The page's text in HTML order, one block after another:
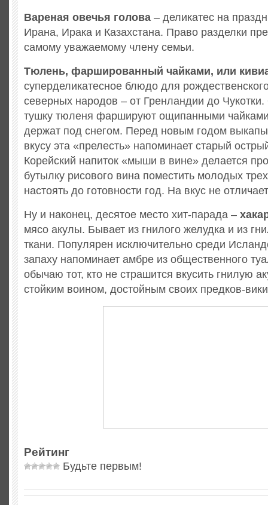
Вареная овечья голова – деликатес на
Ирана, Ирака и Казахстана. Право разделки
самому уважаемому члену семьи.
Тюлень, фаршированный чайками, или
суперделикатесное блюдо для
северных народов – от Гренландии до
тушку тюленя фаршируют ощипанными
держат под снегом. Перед новым годом
вкусу эта «прелесть» напоминает старый
Корейский напиток «мыши в вине» делается
бутылку рисового вина поместить молодых
настоять до готовности год. На вкус не
Ну и наконец, десятое место хит-парада –
мясо акулы. Бывает из гнилого желудка и из
ткани. Популярен исключительно среди
запаху напоминает амбре из общественного
обычаю тот, кто не страшится вкусить гнилую
стойким воином, достойным своих предков-
Рейтинг
Будьте первым!